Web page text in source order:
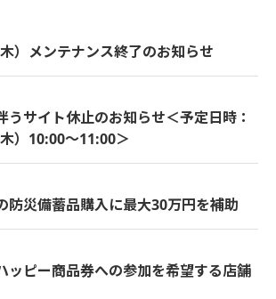
）メンテナンス終了のお知らせ
うサイト休止のお知らせ＜予定日時：
）10:00～11:00＞
防災備蓄品購入に最大30万円を補助
ッピー商品券への参加を希望する店舗